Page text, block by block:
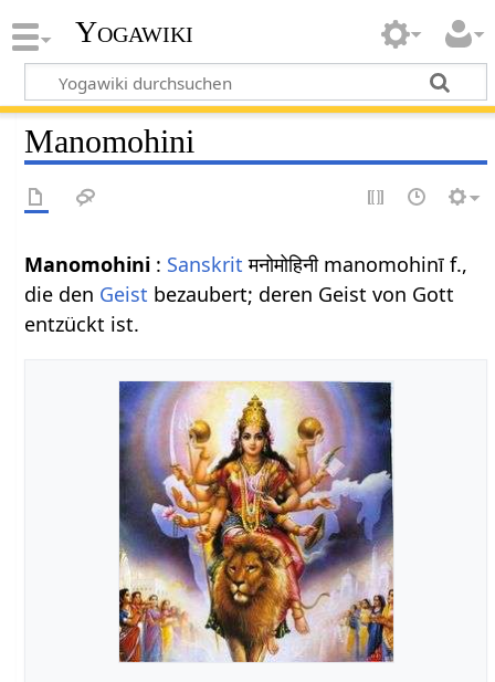
Yogawiki
Manomohini
Manomohini : Sanskrit मनोमोहिनी manomohinī f.,
die den Geist bezaubert; deren Geist von Gott
entzückt ist.